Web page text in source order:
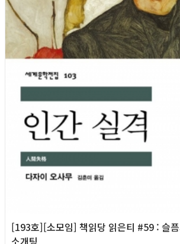
[193호][소모임] 책읽당 읽은티 #59 : 슬